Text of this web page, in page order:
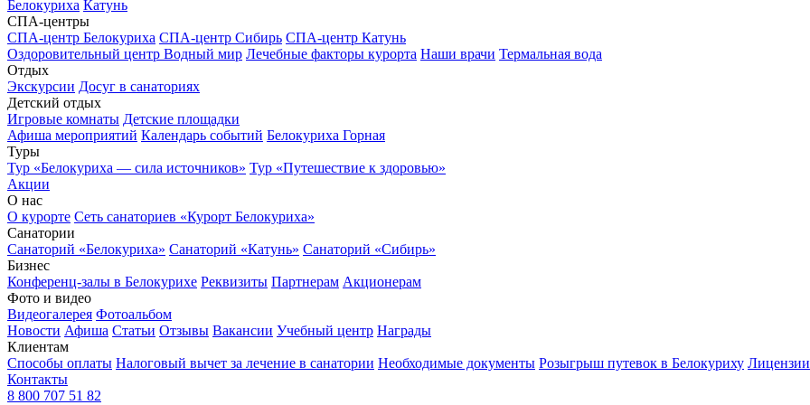
Белокуриха Катунь
СПА-центры
СПА-центр Белокуриха СПА-центр Сибирь СПА-центр Катунь
Оздоровительный центр Водный мир Лечебные факторы курорта Наши врачи Термальная вода
Отдых
Экскурсии Досуг в санаториях
Детский отдых
Игровые комнаты Детские площадки
Афиша мероприятий Календарь событий Белокуриха Горная
Туры
Тур «Белокуриха — сила источников» Тур «Путешествие к здоровью»
Акции
О нас
О курорте Сеть санаториев «Курорт Белокуриха»
Санатории
Санаторий «Белокуриха» Санаторий «Катунь» Санаторий «Сибирь»
Бизнес
Конференц-залы в Белокурихе Реквизиты Партнерам Акционерам
Фото и видео
Видеогалерея Фотоальбом
Новости Афиша Статьи Отзывы Вакансии Учебный центр Награды
Клиентам
Способы оплаты Налоговый вычет за лечение в санатории Необходимые документы Розыгрыш путевок в Белокуриху
Контакты
8 800 707 51 82